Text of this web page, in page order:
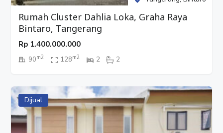
Rumah Cluster Dahlia Loka, Graha Raya
Bintaro, Tangerang
Rp 1.400.000.000
90m2 128m2 2 2
Dijual